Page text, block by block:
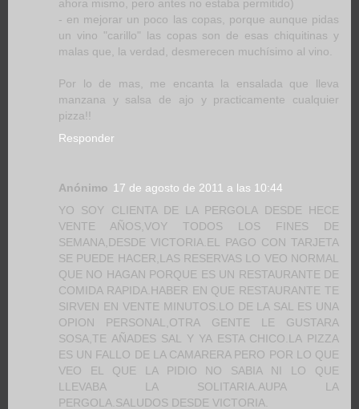
ahora mismo, pero antes no estaba permitido)
- en mejorar un poco las copas, porque aunque pidas
un vino "carillo" las copas son de esas chiquitinas y
malas que, la verdad, desmerecen muchísimo al vino.
Por lo de mas, me encanta la ensalada que lleva
manzana y salsa de ajo y practicamente cualquier
pizza!!
Responder
Anónimo 17 de agosto de 2011 a las 10:44
YO SOY CLIENTA DE LA PERGOLA DESDE HECE
VENTE AÑOS,VOY TODOS LOS FINES DE
SEMANA,DESDE VICTORIA.EL PAGO CON TARJETA
SE PUEDE HACER,LAS RESERVAS LO VEO NORMAL
QUE NO HAGAN PORQUE ES UN RESTAURANTE DE
COMIDA RAPIDA.HABER EN QUE RESTAURANTE TE
SIRVEN EN VENTE MINUTOS.LO DE LA SAL ES UNA
OPION PERSONAL,OTRA GENTE LE GUSTARA
SOSA,TE AÑADES SAL Y YA ESTA CHICO.LA PIZZA
ES UN FALLO DE LA CAMARERA PERO POR LO QUE
VEO EL QUE LA PIDIO NO SABIA NI LO QUE
LLEVABA LA SOLITARIA.AUPA LA
PERGOLA.SALUDOS DESDE VICTORIA.